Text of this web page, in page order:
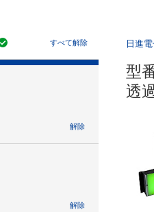
すべて解除
解除
解除
日進
型
透